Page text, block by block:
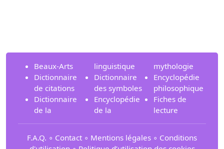
Beaux-Arts
Dictionnaire
de citations
Dictionnaire
de la
linguistique
Dictionnaire
des symboles
Encyclopédie
de la
mythologie
Encyclopédie
philosophique
Fiches de
lecture
F.A.Q. ∘ Contact ∘ Mentions légales ∘ Conditions